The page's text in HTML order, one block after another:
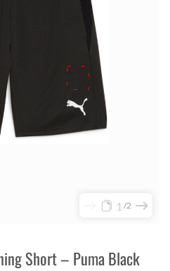
1 2
Short – Puma Black